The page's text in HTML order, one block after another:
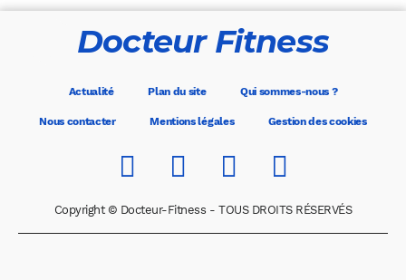
Docteur Fitness
Actualité Plan du site Qui sommes-nous ?
Nous contacter Mentions légales Gestion des cookies
Copyright © Docteur-Fitness - TOUS DROITS RÉSERVÉS